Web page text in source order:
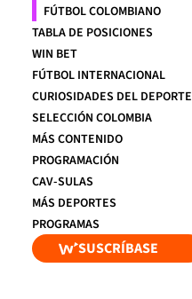
FÚTBOL COLOMBIANO
TABLA DE POSICIONES
WIN BET
FÚTBOL INTERNACIONAL
CURIOSIDADES DEL DEPORTE
SELECCIÓN COLOMBIA
MÁS CONTENIDO
PROGRAMACIÓN
CAV-SULAS
MÁS DEPORTES
PROGRAMAS
SUSCRÍBASE